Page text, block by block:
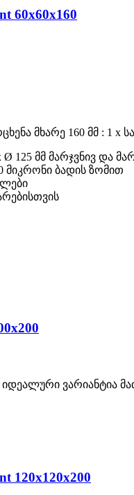
60x60x160
მხარე 160 მმ : 1 x
125 მმ მარჯვნივ და
მიკრონი ბადის ზომით
იდეალური
120x120x200